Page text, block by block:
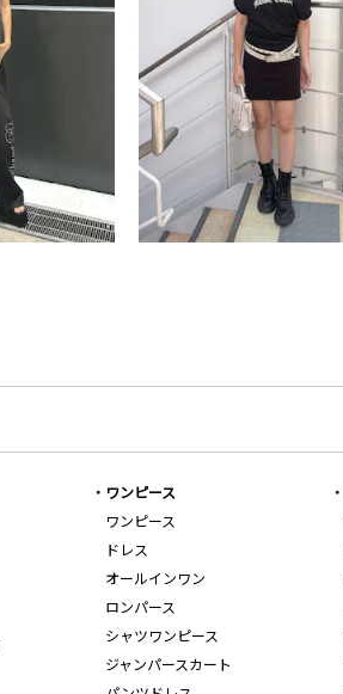
ワンピース
ワンピース
ドレス
オールインワン
ロンパース
シャツワンピース
ジャンパースカート